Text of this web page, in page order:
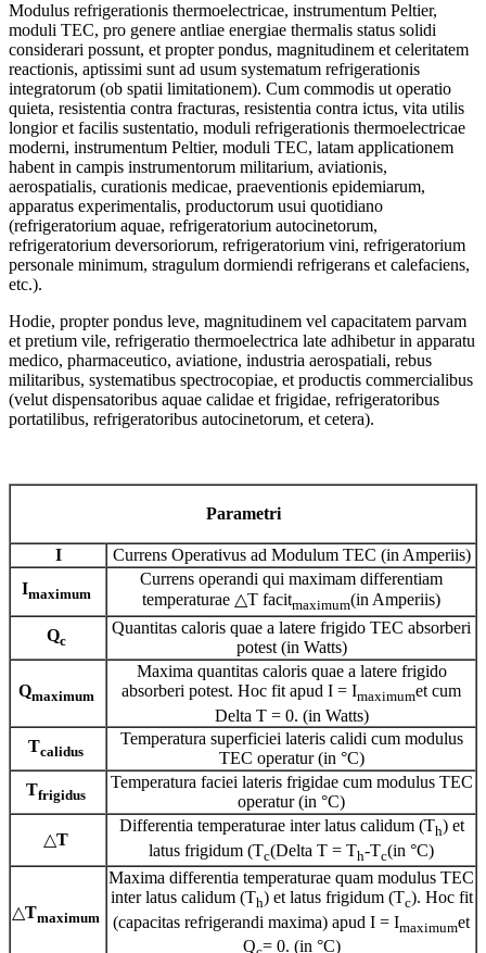
Modulus refrigerationis thermoelectricae, instrumentum Peltier,
moduli TEC, pro genere antliae energiae thermalis status solidi
considerari possunt, et propter pondus, magnitudinem et celeritatem
reactionis, aptissimi sunt ad usum systematum refrigerationis
integratorum (ob spatii limitationem). Cum commodis ut operatio
quieta, resistentia contra fracturas, resistentia contra ictus, vita utilis
longior et facilis sustentatio, moduli refrigerationis thermoelectricae
moderni, instrumentum Peltier, moduli TEC, latam applicationem
habent in campis instrumentorum militarium, aviationis,
aerospatialis, curationis medicae, praeventionis epidemiarum,
apparatus experimentalis, productorum usui quotidiano
(refrigeratorium aquae, refrigeratorium autocinetorum,
refrigeratorium deversoriorum, refrigeratorium vini, refrigeratorium
personale minimum, stragulum dormiendi refrigerans et calefaciens,
etc.).
Hodie, propter pondus leve, magnitudinem vel capacitatem parvam
et pretium vile, refrigeratio thermoelectrica late adhibetur in apparatu
medico, pharmaceutico, aviatione, industria aerospatiali, rebus
militaribus, systematibus spectrocopiae, et productis commercialibus
(velut dispensatoribus aquae calidae et frigidae, refrigeratoribus
portatilibus, refrigeratoribus autocinetorum, et cetera).
Parametri
I
Currens Operativus ad Modulum TEC (in Amperiis)
Imaximum
Currens operandi qui maximam differentiam
temperaturae △T facitmaximum(in Amperiis)
Qc
Quantitas caloris quae a latere frigido TEC absorberi
potest (in Watts)
Qmaximum
Maxima quantitas caloris quae a latere frigido
absorberi potest. Hoc fit apud I = Imaximumet cum
Delta T = 0. (in Watts)
Tcalidus
Temperatura superficiei lateris calidi cum modulus
TEC operatur (in °C)
Tfrigidus
Temperatura faciei lateris frigidae cum modulus TEC
operatur (in °C)
△T
Differentia temperaturae inter latus calidum (Th) et
latus frigidum (Tc(Delta T = Th-Tc(in °C)
△Tmaximum
Maxima differentia temperaturae quam modulus TEC
inter latus calidum (Th) et latus frigidum (Tc). Hoc fit
(capacitas refrigerandi maxima) apud I = Imaximumet
Q = 0. (in °C)